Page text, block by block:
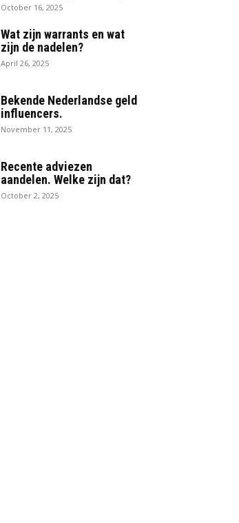
October 16, 2025
Wat zijn warrants en wat
zijn de nadelen?
April 26, 2025
Bekende Nederlandse geld
influencers.
November 11, 2025
Recente adviezen
aandelen. Welke zijn dat?
October 2, 2025